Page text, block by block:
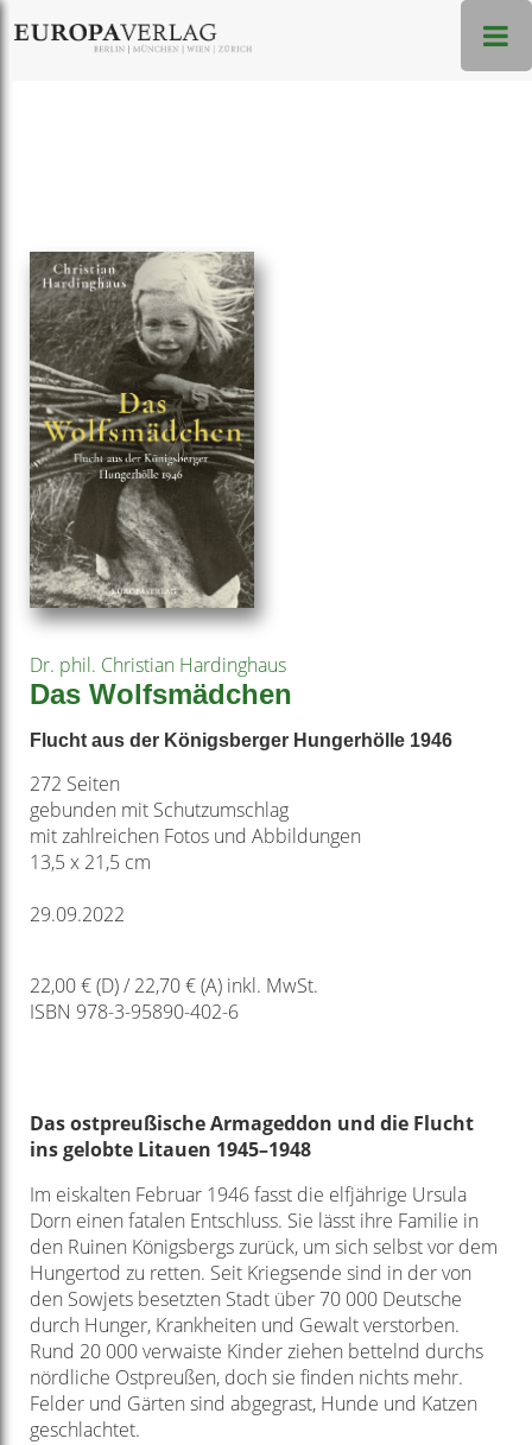
Dr. phil. Christian Hardinghaus
Das Wolfsmädchen
Flucht aus der Königsberger Hungerhölle 1946
272 Seiten
gebunden mit Schutzumschlag
mit zahlreichen Fotos und Abbildungen
13,5 x 21,5 cm
29.09.2022
22,00 € (D) / 22,70 € (A) inkl. MwSt.
ISBN 978-3-95890-402-6
Das ostpreußische Armageddon und die Flucht
ins gelobte Litauen 1945–1948
Im eiskalten Februar 1946 fasst die elfjährige Ursula
Dorn einen fatalen Entschluss. Sie lässt ihre Familie in
den Ruinen Königsbergs zurück, um sich selbst vor dem
Hungertod zu retten. Seit Kriegsende sind in der von
den Sowjets besetzten Stadt über 70 000 Deutsche
durch Hunger, Krankheiten und Gewalt verstorben.
Rund 20 000 verwaiste Kinder ziehen bettelnd durchs
nördliche Ostpreußen, doch sie finden nichts mehr.
Felder und Gärten sind abgegrast, Hunde und Katzen
geschlachtet.